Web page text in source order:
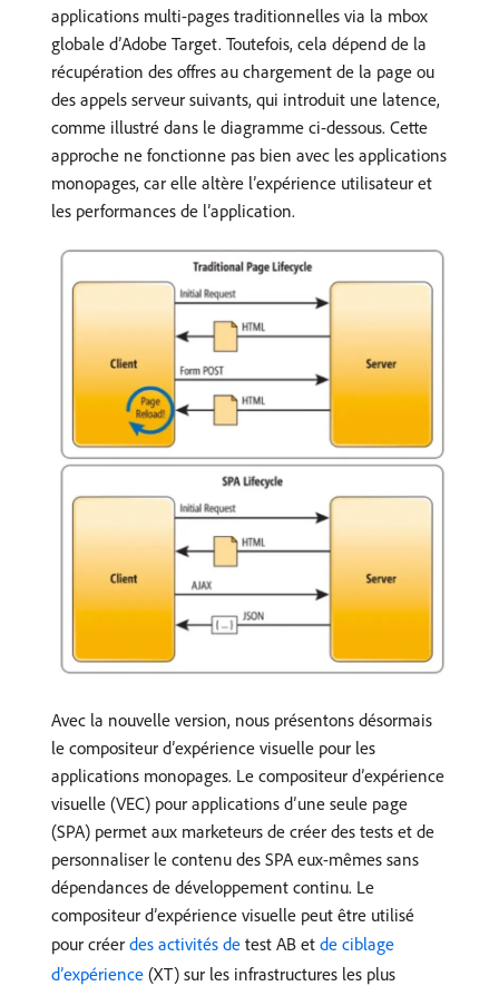
applications multi-pages traditionnelles via la mbox
globale d’Adobe Target. Toutefois, cela dépend de la
récupération des offres au chargement de la page ou
des appels serveur suivants, qui introduit une latence,
comme illustré dans le diagramme ci-dessous. Cette
approche ne fonctionne pas bien avec les applications
monopages, car elle altère l’expérience utilisateur et
les performances de l’application.
Avec la nouvelle version, nous présentons désormais
le compositeur d’expérience visuelle pour les
applications monopages. Le compositeur d’expérience
visuelle (VEC) pour applications d’une seule page
(SPA) permet aux marketeurs de créer des tests et de
personnaliser le contenu des SPA eux-mêmes sans
dépendances de développement continu. Le
compositeur d’expérience visuelle peut être utilisé
pour créer des activités de ​ test AB et de ciblage
d’expérience (XT) sur les infrastructures les plus